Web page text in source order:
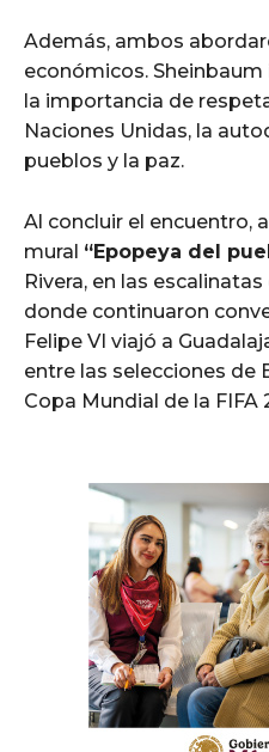
Además, ambos
económicos.
la importancia de
Naciones Unidas, la
pueblos y la paz.
Al concluir el encuentro,
mural “Epopeya del
Rivera, en las
donde continuaron
Felipe VI viajó a
entre las selecciones de
Copa Mundial de la FIFA